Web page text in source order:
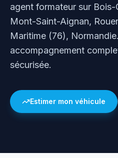
agent formateur sur Bois-
Mont-Saint-Aignan,
Maritime (76), Normandie
accompagnement
sécurisée.
Estimer mon véhicule